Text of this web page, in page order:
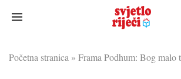
Početna stranica » Frama Podhum: Bog malo